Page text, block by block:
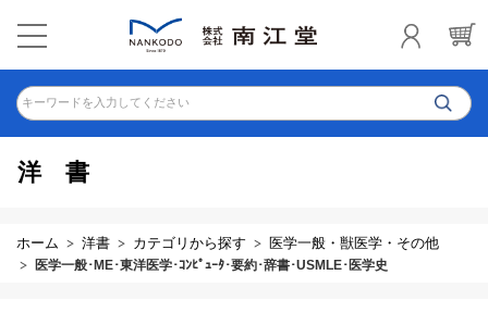
キーワードを入力してください
洋書
ホーム 洋書 カテゴリから探す 医学一般・獣医学・その他
医学一般･ME･東洋医学･ｺﾝﾋﾟｭｰﾀ･要約･辞書･USMLE･医学史